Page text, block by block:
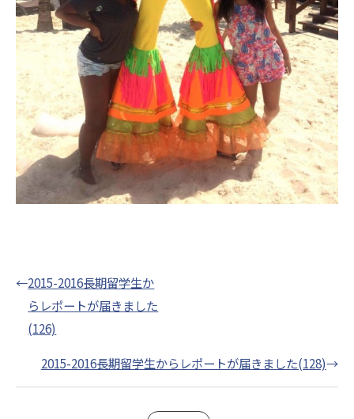
←2015-2016長期留学生か
らレポートが届きました
(126)
2015-2016長期留学生からレポートが届きました(128)→